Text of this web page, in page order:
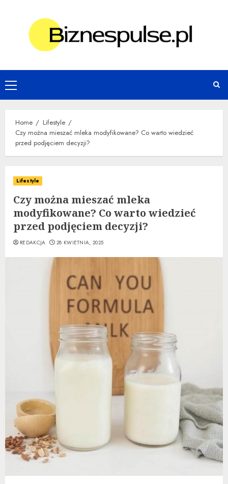
Primary
Menu
Home
Lifestyle
Czy można mieszać mleka modyfikowane? Co warto wiedzieć
przed podjęciem decyzji?
Lifestyle
Czy można mieszać mleka
modyfikowane? Co warto wiedzieć
przed podjęciem decyzji?
REDAKCJA 28 KWIETNIA, 2025